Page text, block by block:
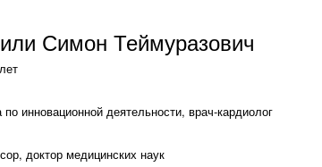
Симон Теймуразович
инновационной деятельности, врач-кардиолог
доктор медицинских наук